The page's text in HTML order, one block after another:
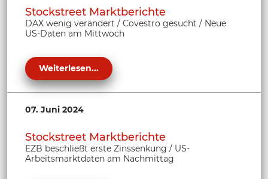
Stockstreet Marktberichte
DAX wenig verändert / Covestro gesucht / Neue
US-Daten am Mittwoch
Weiterlesen...
07. Juni 2024
Stockstreet Marktberichte
EZB beschließt erste Zinssenkung / US-
Arbeitsmarktdaten am Nachmittag